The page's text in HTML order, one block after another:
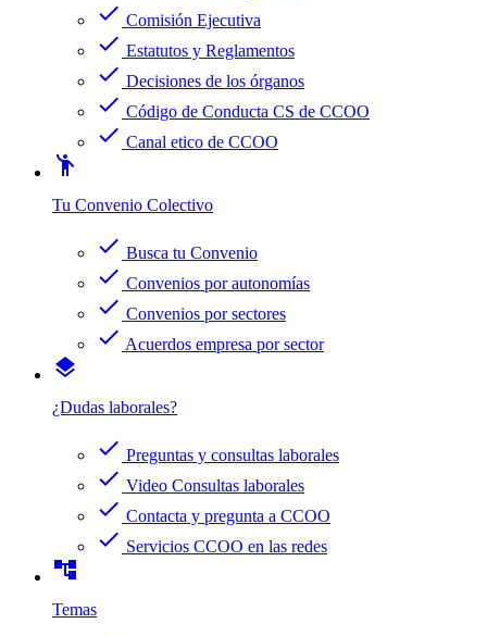
check Comisión Ejecutiva
check Estatutos y Reglamentos
check Decisiones de los órganos
check Código de Conducta CS de CCOO
check Canal etico de CCOO
emoji_people
Tu Convenio Colectivo
check Busca tu Convenio
check Convenios por autonomías
check Convenios por sectores
check Acuerdos empresa por sector
layers
¿Dudas laborales?
check Preguntas y consultas laborales
check Video Consultas laborales
check Contacta y pregunta a CCOO
check Servicios CCOO en las redes
account_tree
Temas